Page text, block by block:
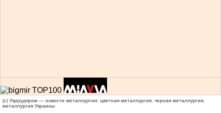
(c) Укррудпром — новости металлургии: цветная металлургия, черная металлургия,
металлургия Украины